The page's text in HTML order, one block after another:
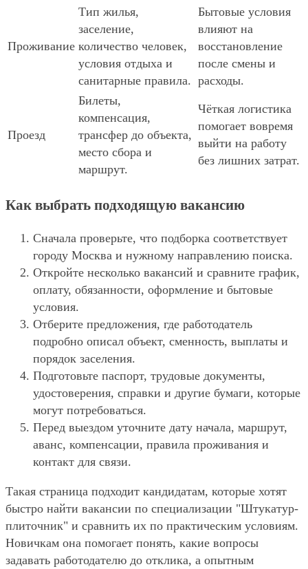
Проживание
Тип жилья,
заселение,
количество человек,
условия отдыха и
санитарные правила.
Бытовые условия
влияют на
восстановление
после смены и
расходы.
Проезд
Билеты,
компенсация,
трансфер до объекта,
место сбора и
маршрут.
Чёткая логистика
помогает вовремя
выйти на работу
без лишних затрат.
Как выбрать подходящую вакансию
Сначала проверьте, что подборка соответствует
городу Москва и нужному направлению поиска.
Откройте несколько вакансий и сравните график,
оплату, обязанности, оформление и бытовые
условия.
Отберите предложения, где работодатель
подробно описал объект, сменность, выплаты и
порядок заселения.
Подготовьте паспорт, трудовые документы,
удостоверения, справки и другие бумаги, которые
могут потребоваться.
Перед выездом уточните дату начала, маршрут,
аванс, компенсации, правила проживания и
контакт для связи.
Такая страница подходит кандидатам, которые хотят
быстро найти вакансии по специализации "Штукатур-
плиточник" и сравнить их по практическим условиям.
Новичкам она помогает понять, какие вопросы
задавать работодателю до отклика, а опытным